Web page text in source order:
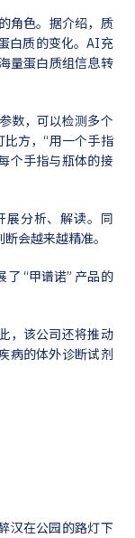
角色。据介绍，质
白质的变化。AI充
量蛋白质组信息转
数，可以检测多个
方，“用一个手指
个手指与瓶体的接
展分析、解读。同
会越来越精准。
“甲谱诺” 产品的
，该公司还将推动
病的体外诊断试剂
汉在公园的路灯下